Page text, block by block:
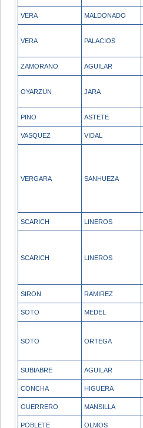
VERA MALDONADO
VERA PALACIOS
ZAMORANO AGUILAR
OYARZUN JARA
PINO ASTETE
VASQUEZ VIDAL
VERGARA SANHUEZA
SCARICH LINEROS
SCARICH LINEROS
SIRON RAMIREZ
SOTO MEDEL
SOTO ORTEGA
SUBIABRE AGUILAR
CONCHA HIGUERA
GUERRERO MANSILLA
POBLETE OLMOS